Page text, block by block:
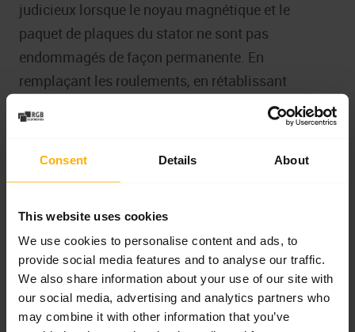
Consent Details About
This website uses cookies
We use cookies to personalise content and ads, to
provide social media features and to analyse our traffic.
We also share information about your use of our site with
our social media, advertising and analytics partners who
may combine it with other information that you’ve
judicieux lorsque le noyau magnétique et le
paquet de plaques du stator ne sont pas
endommagés de façon permanente. En
remplaçant les roulements, en rétablissant
l’isolation des enroulements ou en réparant
l’arbre, il est possible de rétablir des performances
proches des spécifications d’usine à un coût
La décision de procéder à une remise à neuf doit
tenir compte du coût de l’immobilisation de la
ligne, de la disponibilité des pièces de rechange et
du degré d’intégration dans l’infrastructure
existante. Dans de nombreuses installations